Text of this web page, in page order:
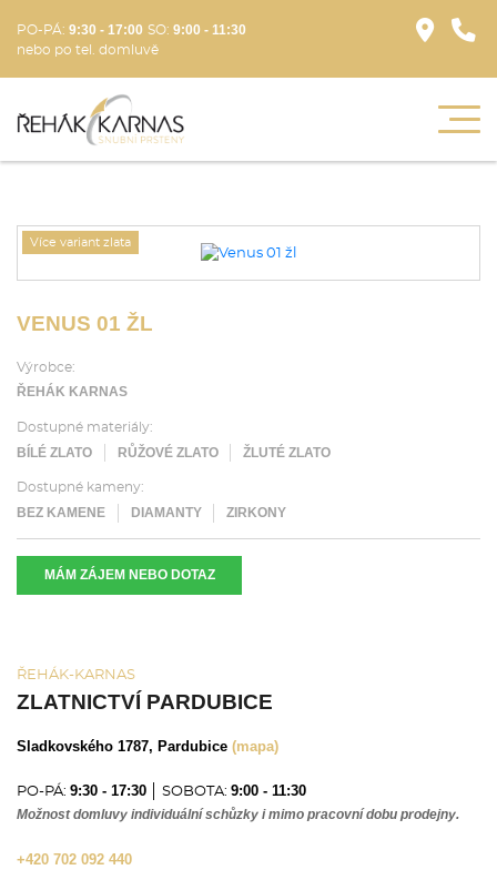
PO-PÁ: 9:30 - 17:00 SO: 9:00 - 11:30
nebo po tel. domluvě
Více variant zlata
VENUS 01 ŽL
Výrobce:
ŘEHÁK KARNAS
Dostupné materiály:
BÍLÉ ZLATO RŮŽOVÉ ZLATO ŽLUTÉ ZLATO
Dostupné kameny:
BEZ KAMENE DIAMANTY ZIRKONY
MÁM ZÁJEM NEBO DOTAZ
ŘEHÁK-KARNAS
ZLATNICTVÍ PARDUBICE
Sladkovského 1787, Pardubice (mapa)
PO-PÁ: 9:30 - 17:30 │ SOBOTA: 9:00 - 11:30
Možnost domluvy individuální schůzky i mimo pracovní dobu prodejny.
+420 702 092 440